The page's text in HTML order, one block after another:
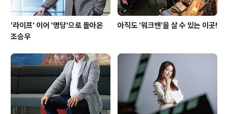
'라이프' 이어 '명당'으로 돌아온
조승우
아직도 ‘워크맨’을 살 수 있는 이곳!